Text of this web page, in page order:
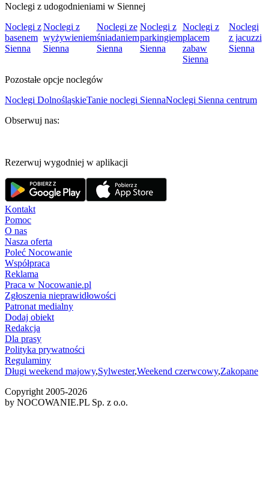
Noclegi z udogodnieniami w Siennej
Noclegi z
basenem
Sienna
Noclegi z
wyżywieniem
Sienna
Noclegi ze
śniadaniem
Sienna
Noclegi z
parkingiem
Sienna
Noclegi z
placem
zabaw
Sienna
Noclegi
z jacuzzi
Sienna
Pozostałe opcje noclegów
Noclegi DolnośląskieTanie noclegi SiennaNoclegi Sienna centrum
Obserwuj nas:
Rezerwuj wygodniej w aplikacji
Kontakt
Pomoc
O nas
Nasza oferta
Poleć Nocowanie
Współpraca
Reklama
Praca w Nocowanie.pl
Zgłoszenia nieprawidłowości
Patronat medialny
Dodaj obiekt
Redakcja
Dla prasy
Polityka prywatności
Regulaminy
Długi weekend majowy,Sylwester,Weekend czerwcowy,Zakopane
Copyright 2005-2026
by NOCOWANIE.PL Sp. z o.o.